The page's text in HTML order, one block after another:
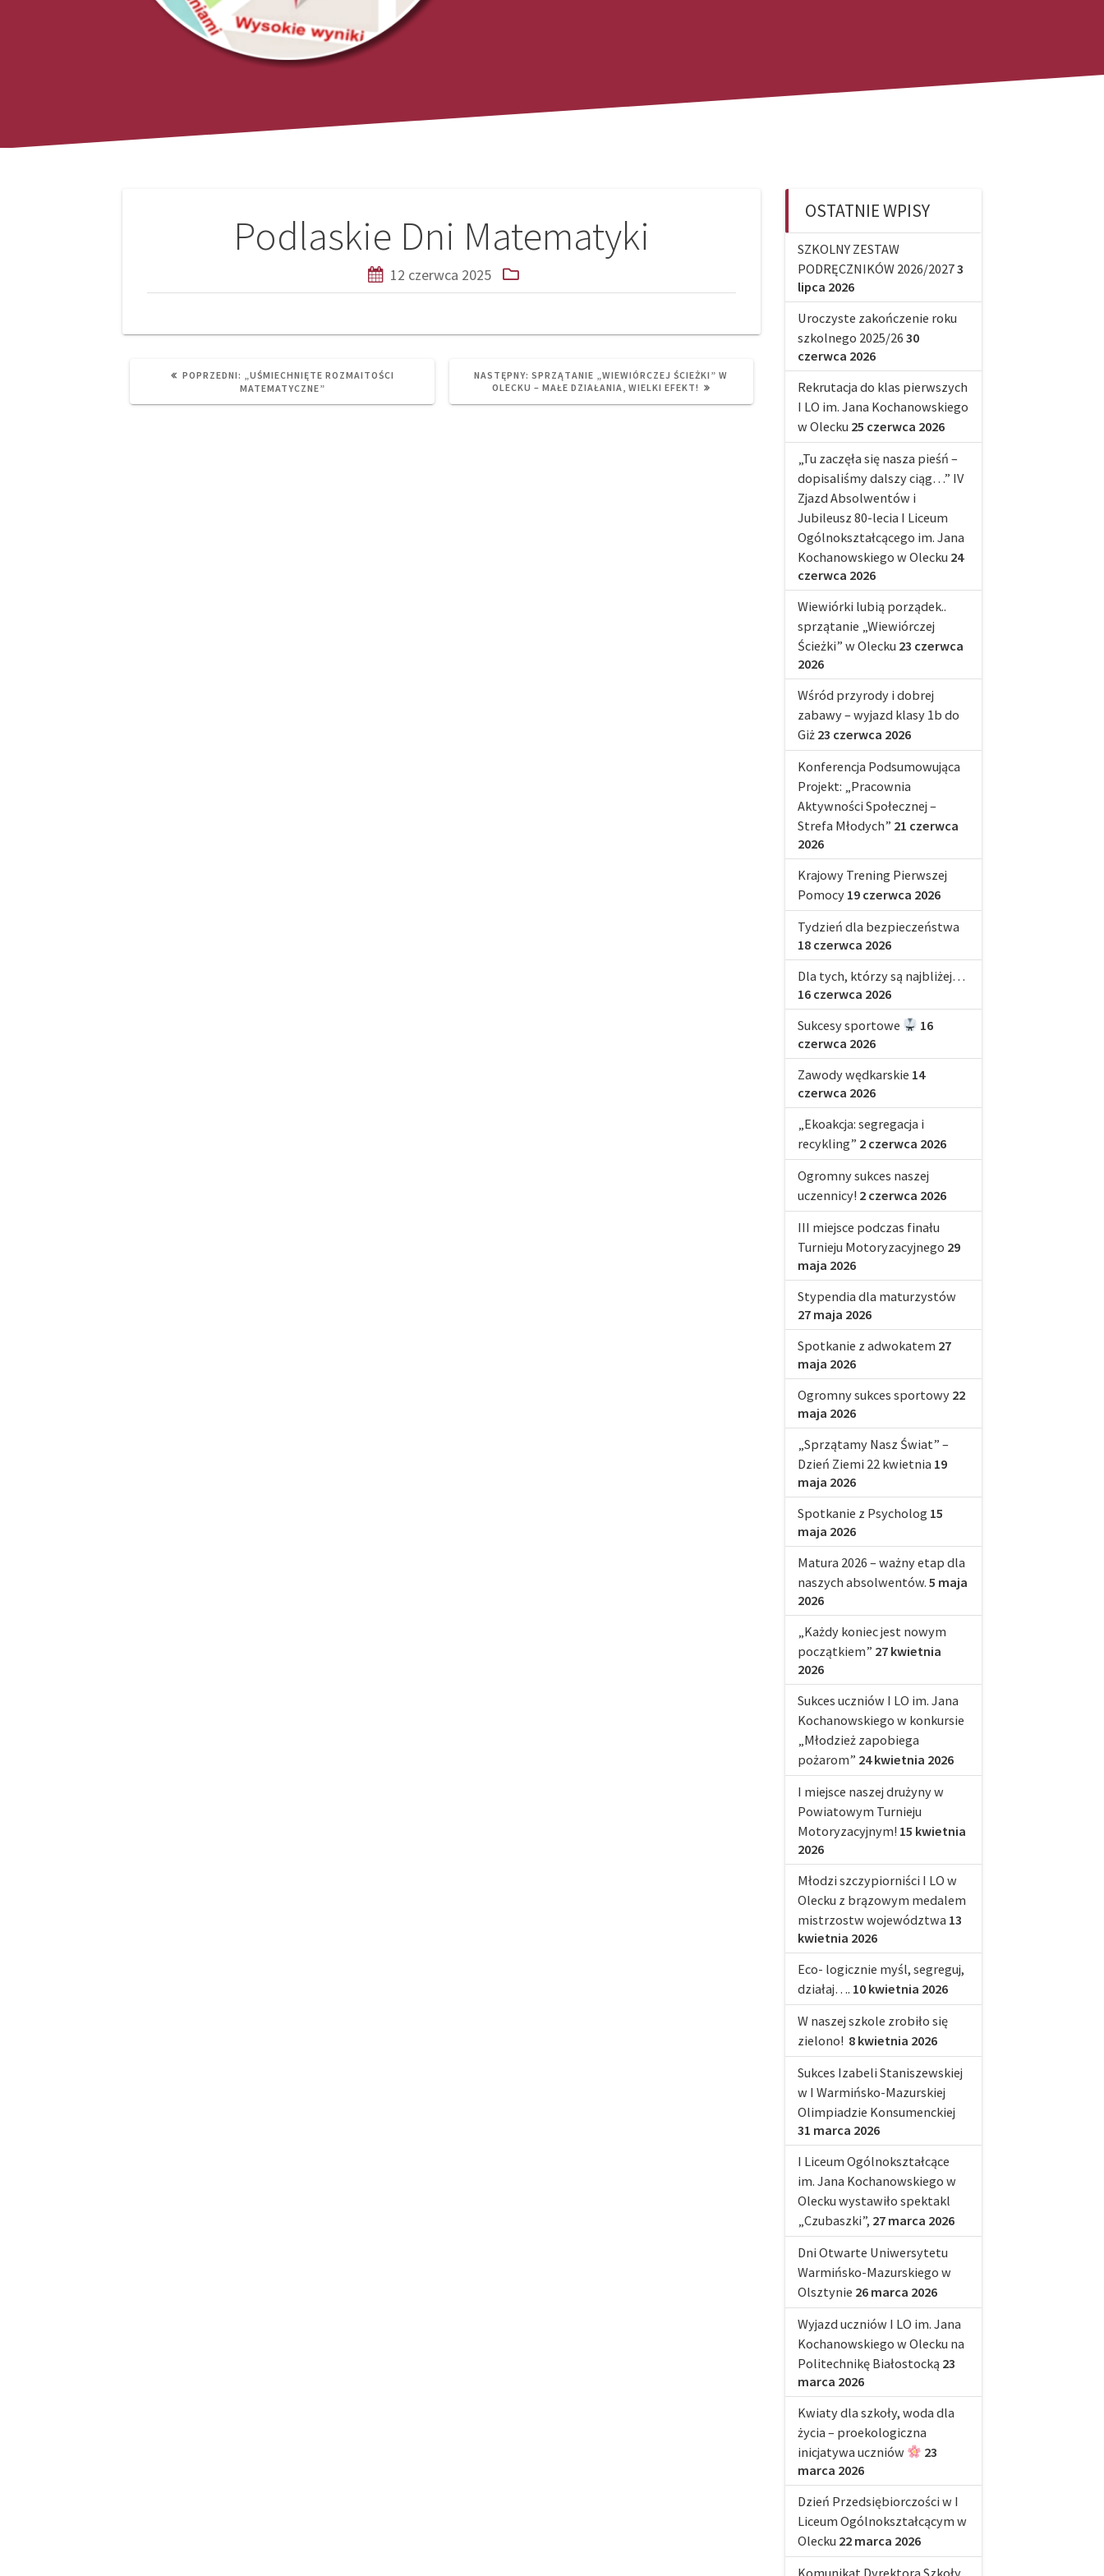
Podlaskie Dni Matematyki
12 czerwca 2025
Nawigacja
POPRZEDNI:
PREVIOUS
POST:
„UŚMIECHNIĘTE ROZMAITOŚCI
MATEMATYCZNE”
NASTĘPNY: NEXT
POST:
SPRZĄTANIE „WIEWIÓRCZEJ ŚCIEŻKI” W
OLECKU – MAŁE DZIAŁANIA, WIELKI EFEKT!
OSTATNIE WPISY
SZKOLNY ZESTAW
PODRĘCZNIKÓW 2026/20273
lipca 2026
Uroczyste zakończenie roku
szkolnego 2025/26 30
czerwca 2026
Rekrutacja do klas pierwszych
I LO im. Jana Kochanowskiego
w Olecku 25 czerwca 2026
„Tu zaczęła się nasza pieśń –
dopisaliśmy dalszy ciąg…” IV
Zjazd Absolwentów i
Jubileusz 80-lecia I Liceum
Ogólnokształcącego im. Jana
Kochanowskiego w Olecku 24
czerwca 2026
Wiewiórki lubią porządek..
sprzątanie „Wiewiórczej
Ścieżki” w Olecku 23 czerwca
2026
Wśród przyrody i dobrej
zabawy – wyjazd klasy 1b do
Giż 23 czerwca 2026
Konferencja Podsumowująca
Projekt: „Pracownia
Aktywności Społecznej –
Strefa Młodych” 21 czerwca
2026
Krajowy Trening Pierwszej
Pomocy 19 czerwca 2026
Tydzień dla bezpieczeństwa
18 czerwca 2026
Dla tych, którzy są najbliżej…
16 czerwca 2026
Sukcesy sportowe
16
czerwca 2026
Zawody wędkarskie 14
czerwca 2026
„Ekoakcja: segregacja i
recykling” 2 czerwca 2026
Ogromny sukces naszej
uczennicy! 2 czerwca 2026
III miejsce podczas finału
Turnieju Motoryzacyjnego 29
maja 2026
Stypendia dla maturzystów
27 maja 2026
Spotkanie z adwokatem 27
maja 2026
Ogromny sukces sportowy 22
maja 2026
„Sprzątamy Nasz Świat” –
Dzień Ziemi 22 kwietnia 19
maja 2026
Spotkanie z Psycholog 15
maja 2026
Matura 2026 – ważny etap dla
naszych absolwentów. 5 maja
2026
„Każdy koniec jest nowym
początkiem” 27 kwietnia
2026
Sukces uczniów I LO im. Jana
Kochanowskiego w konkursie
„Młodzież zapobiega
pożarom” 24 kwietnia 2026
I miejsce naszej drużyny w
Powiatowym Turnieju
Motoryzacyjnym! 15 kwietnia
2026
Młodzi szczypiorniści I LO w
Olecku z brązowym medalem
mistrzostw województwa 13
kwietnia 2026
Eco- logicznie myśl, segreguj,
działaj…. 10 kwietnia 2026
W naszej szkole zrobiło się
zielono! 8 kwietnia 2026
Sukces Izabeli Staniszewskiej
w I Warmińsko-Mazurskiej
Olimpiadzie Konsumenckiej
31 marca 2026
I Liceum Ogólnokształcące
im. Jana Kochanowskiego w
Olecku wystawiło spektakl
„Czubaszki”, 27 marca 2026
Dni Otwarte Uniwersytetu
Warmińsko-Mazurskiego w
Olsztynie 26 marca 2026
Wyjazd uczniów I LO im. Jana
Kochanowskiego w Olecku na
Politechnikę Białostocką 23
marca 2026
Kwiaty dla szkoły, woda dla
życia – proekologiczna
inicjatywa uczniów
23
marca 2026
Dzień Przedsiębiorczości w I
Liceum Ogólnokształcącym w
Olecku 22 marca 2026